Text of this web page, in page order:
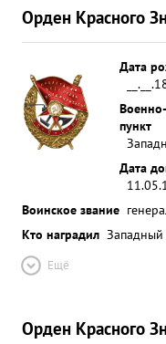
Орден Красного
Дата
пункт
Дата
Воинское звание
Кто наградил
Ещё
Орден Красного